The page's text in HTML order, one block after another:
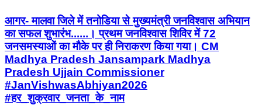
आगर- मालवा जिले में तनोडिया से मुख्यमंत्री जनविश्वास अभियान
का सफल शुभारंभ......। प्रथम जनविश्वास शिविर में 72
जनसमस्याओं का मौके पर ही निराकरण किया गया। CM
Madhya Pradesh Jansampark Madhya
Pradesh Ujjain Commissioner
#JanVishwasAbhiyan2026
#हर_शुक्रवार_जनता_के_नाम